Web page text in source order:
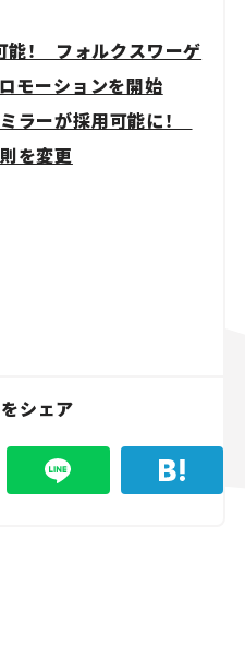
！ フォルクスワーゲ
モーションを開始
ラーが採用可能に！
を変更
シェア